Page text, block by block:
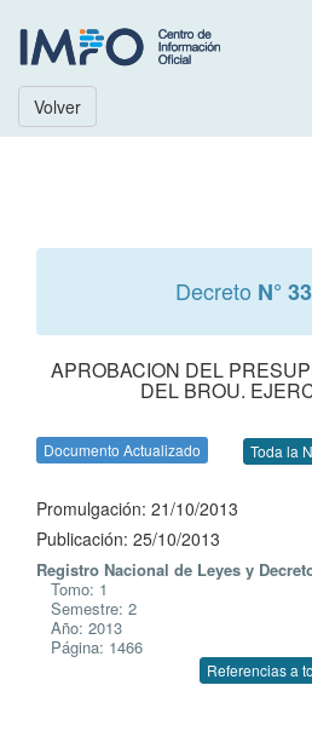
Volver
Decreto N°
APROBACION DEL
DEL BROU.
Documento Actualizado Toda la
Promulgación: 21/10/2013
Publicación: 25/10/2013
Registro Nacional de Leyes y
Tomo: 1
Semestre: 2
Año: 2013
Página: 1466
Referencias a